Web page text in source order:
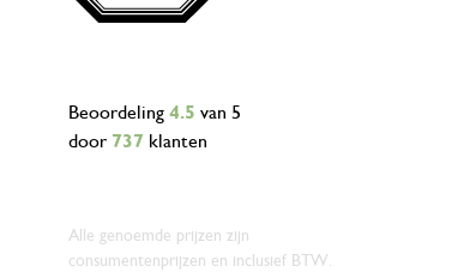
Beoordeling 4.5 van 5
door 737 klanten
Alle genoemde prijzen zijn
consumentenprijzen en inclusief BTW.